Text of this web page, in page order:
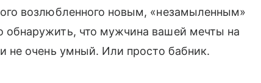
возлюбленного новым, «незамыленным»
что мужчина вашей мечты на
не очень умный. Или просто бабник.